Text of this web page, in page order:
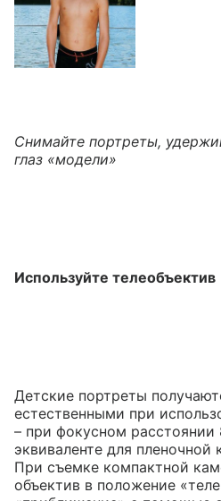
Снимайте портреты,
глаз «модели»
Используйте телеобъектив
Детские портреты
естественными при
– при фокусном
эквиваленте для
При съемке компактной
объектив в положение